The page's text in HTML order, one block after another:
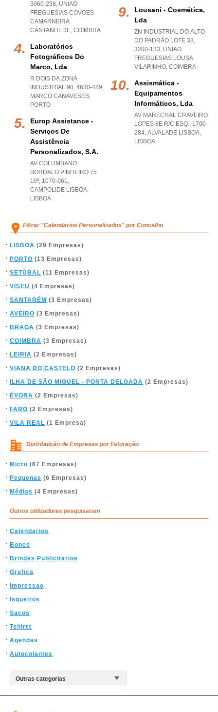
3060-298, UNIAO
FREGUESIAS COVOES
CAMARNEIRA
CANTANHEDE, COIMBRA
Laboratórios
Fotográficos Do
Marco, Lda
R DOIS DA ZONA
INDUSTRIAL 90, 4630-489,
MARCO CANAVESES,
PORTO
Europ Assistance -
Serviços De
Assistência
Personalizados, S.a.
AV COLUMBANO
BORDALO PINHEIRO 75
10º, 1070-061,
CAMPOLIDE LISBOA,
LISBOA
Lousani - Cosmética,
Lda
ZN INDUSTRIAL DO ALTO
DO PADRÃO LOTE 33,
3200-133, UNIAO
FREGUESIAS LOUSA
VILARINHO, COIMBRA
Assismática -
Equipamentos
Informáticos, Lda
AV MARECHAL CRAVEIRO
LOPES 8E R/C.ESQ., 1700-
284, ALVALADE LISBOA,
LISBOA
Filtrar "Calendarios Personalizados" por Concelho
LISBOA (29 Empresas)
PORTO (13 Empresas)
SETÚBAL (11 Empresas)
VISEU (4 Empresas)
SANTARÉM (3 Empresas)
AVEIRO (3 Empresas)
BRAGA (3 Empresas)
COIMBRA (3 Empresas)
LEIRIA (2 Empresas)
VIANA DO CASTELO (2 Empresas)
ILHA DE SÃO MIGUEL - PONTA DELGADA (2 Empresas)
ÉVORA (2 Empresas)
FARO (2 Empresas)
VILA REAL (1 Empresa)
Distribuição de Empresas por Faturação
Micro (67 Empresas)
Pequenas (6 Empresas)
Médias (4 Empresas)
Outros utilizadores pesquisaram
Calendarios
Bones
Brindes Publicitarios
Grafica
Impressao
Isqueiros
Sacos
Tshirts
Agendas
Autocolantes